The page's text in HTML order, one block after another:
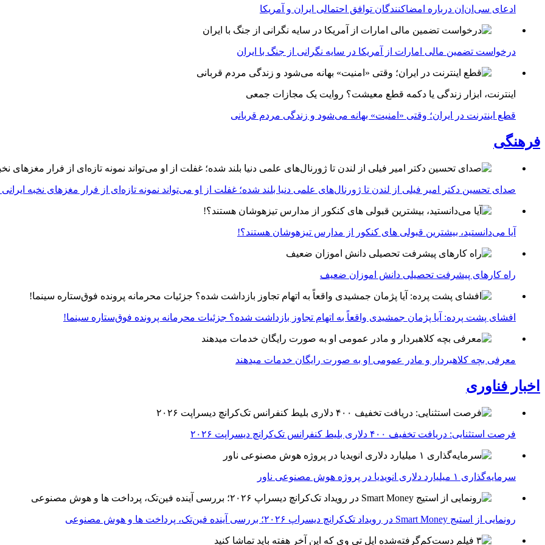
ادعای سی‌ان‌ان درباره امضاکنندگان توافق احتمالی ایران و آمریکا
درخواست تضمین مالی امارات از آمریکا در سایه نگرانی از جنگ با ایران
اینترنت، ابزار زندگی یا دکمه قطع معیشت؟ روایت یک مجازات جمعی
قطع اینترنت در ایران؛ وقتی «امنیت» بهانه می‌شود و زندگی مردم قربانی
فرهنگی
صدای تحسین دکتر امیر فیلی از لندن تا ژورنال‌های علمی دنیا بلند شده؛ غفلت از او می‌تواند نمونه تازه‌ای از فرار مغزهای نخبه ایرانی
آیا می‌دانستید، بیشترین قبولی های کنکور از مدارس تیزهوشان هستند؟!
راه کارهای پیشرفت تحصیلی دانش اموزان ضعیف
افشای پشت پرده: آیا پژمان جمشیدی واقعاً به اتهام تجاوز بازداشت شده؟ جزئیات محرمانه پرونده فوق‌ستاره سینما!
معرفی بچه کلاهبردار و مادر عمومی او به صورت رایگان خدمات میدهند
اخبار فناوری
فرصت استثنایی: دریافت تخفیف ۴۰۰ دلاری بلیط کنفرانس تک‌کرانچ دیسراپت ۲۰۲۶
سرمایه‌گذاری ۱ میلیارد دلاری انویدیا در پروژه هوش مصنوعی ناور
رونمایی از استیج Smart Money در رویداد تک‌کرانچ دیسراپ ۲۰۲۶؛ بررسی آینده فین‌تک، پرداخت‌ ها و هوش مصنوعی